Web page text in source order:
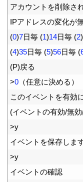
アカウントを削除さ
IPアドレスの変化が
(0)7日毎 (1)14日毎 (2)
(4)35日毎 (5)56日毎 (
(P)戻る
>0 （任意に決める）
このイベントを有効
(イベントの有効/無
>y
イベントを保存しま
>y
イベントの確認